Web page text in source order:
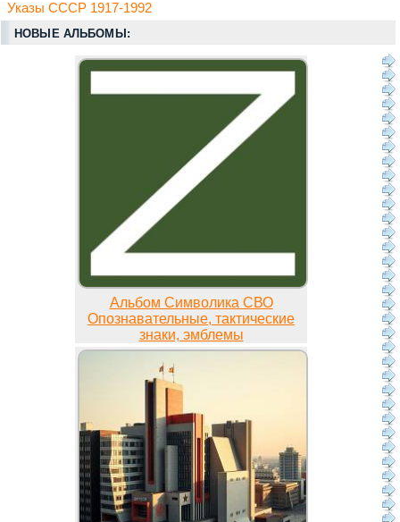
Указы СССР 1917-1992
НОВЫЕ АЛЬБОМЫ:
Альбом Символика СВО
Опознавательные, тактические
знаки, эмблемы